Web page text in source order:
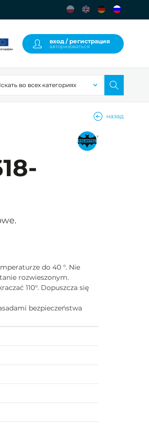
вход / регистрация
авторизоваться
назад
do 40 °. Nie
rozwieszonym.
110°. Dopuszcza się
bezpieczeństwa